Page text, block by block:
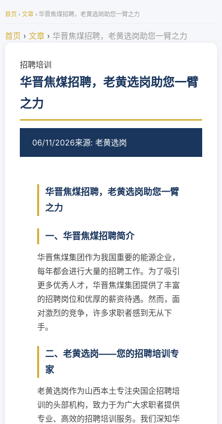
首页 › 文章 › 华晋焦煤招聘，老黄选岗助您一臂之力
首页 › 文章 › 华晋焦煤招聘，老黄选岗助您一臂之力
招聘培训
华晋焦煤招聘，老黄选岗助您一臂
之力
06/11/2026来源: 老黄选岗
华晋焦煤招聘，老黄选岗助您一臂
之力
一、华晋焦煤招聘简介
华晋焦煤集团作为我国重要的能源企业，
每年都会进行大量的招聘工作。为了吸引
更多优秀人才，华晋焦煤集团提供了丰富
的招聘岗位和优厚的薪资待遇。然而，面
对激烈的竞争，许多求职者感到无从下
手。
二、老黄选岗——您的招聘培训专
家
老黄选岗作为山西本土专注央国企招聘培
训的头部机构，致力于为广大求职者提供
专业、高效的招聘培训服务。我们深知华